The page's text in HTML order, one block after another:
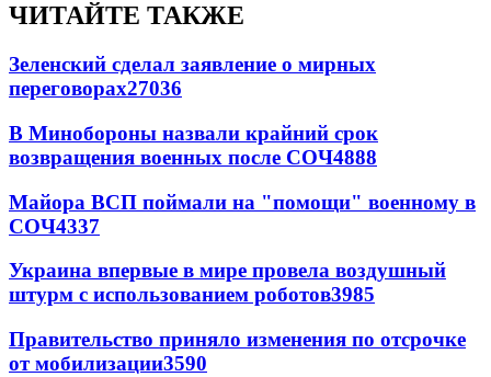
ЧИТАЙТЕ ТАКЖЕ
Зеленский сделал заявление о мирных
переговорах27036
В Минобороны назвали крайний срок
возвращения военных после СОЧ4888
Майора ВСП поймали на "помощи" военному в
СОЧ4337
Украина впервые в мире провела воздушный
штурм с использованием роботов3985
Правительство приняло изменения по отсрочке
от мобилизации3590